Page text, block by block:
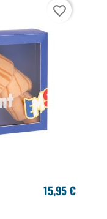
15,95 €
favorite_border